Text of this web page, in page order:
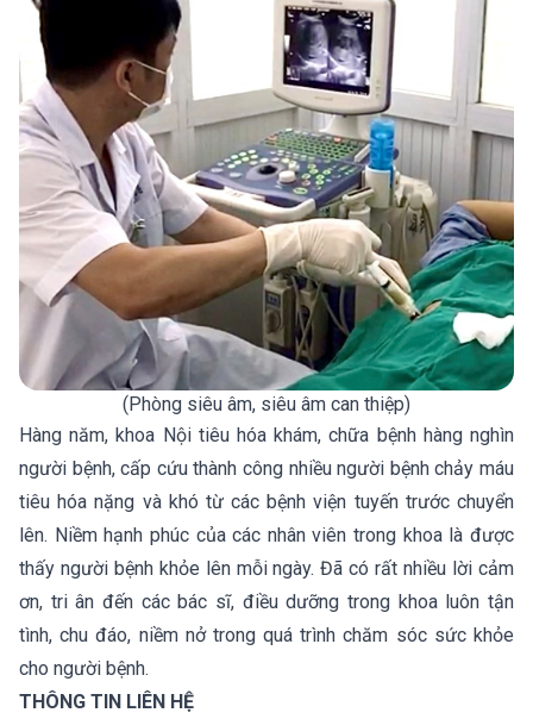
(Phòng siêu âm, siêu âm can thiệp)
Hàng năm, khoa Nội tiêu hóa khám, chữa bệnh hàng nghìn
người bệnh, cấp cứu thành công nhiều người bệnh chảy máu
tiêu hóa nặng và khó từ các bệnh viện tuyến trước chuyển
lên. Niềm hạnh phúc của các nhân viên trong khoa là được
thấy người bệnh khỏe lên mỗi ngày. Đã có rất nhiều lời cảm
ơn, tri ân đến các bác sĩ, điều dưỡng trong khoa luôn tận
tình, chu đáo, niềm nở trong quá trình chăm sóc sức khỏe
cho người bệnh.
THÔNG TIN LIÊN HỆ